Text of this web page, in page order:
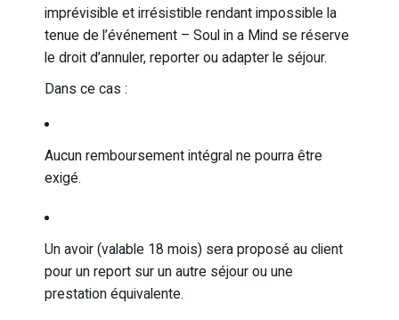
imprévisible et irrésistible rendant impossible la
tenue de l’événement – Soul in a Mind se réserve
le droit d’annuler, reporter ou adapter le séjour.
Dans ce cas :
Aucun remboursement intégral ne pourra être
exigé.
Un avoir (valable 18 mois) sera proposé au client
pour un report sur un autre séjour ou une
prestation équivalente.